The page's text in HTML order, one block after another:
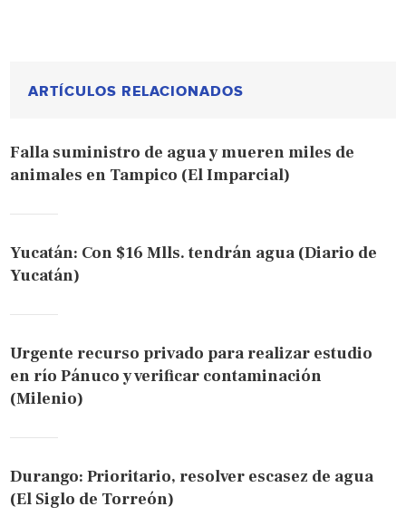
ARTÍCULOS RELACIONADOS
Falla suministro de agua y mueren miles de
animales en Tampico (El Imparcial)
Yucatán: Con $16 Mlls. tendrán agua (Diario de
Yucatán)
Urgente recurso privado para realizar estudio
en río Pánuco y verificar contaminación
(Milenio)
Durango: Prioritario, resolver escasez de agua
(El Siglo de Torreón)